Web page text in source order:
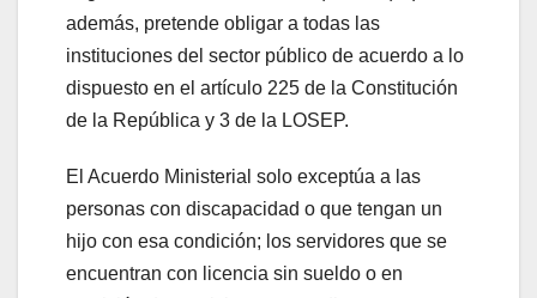
además, pretende obligar a todas las
instituciones del sector público de acuerdo a lo
dispuesto en el artículo 225 de la Constitución
de la República y 3 de la LOSEP.
El Acuerdo Ministerial solo exceptúa a las
personas con discapacidad o que tengan un
hijo con esa condición; los servidores que se
encuentran con licencia sin sueldo o en